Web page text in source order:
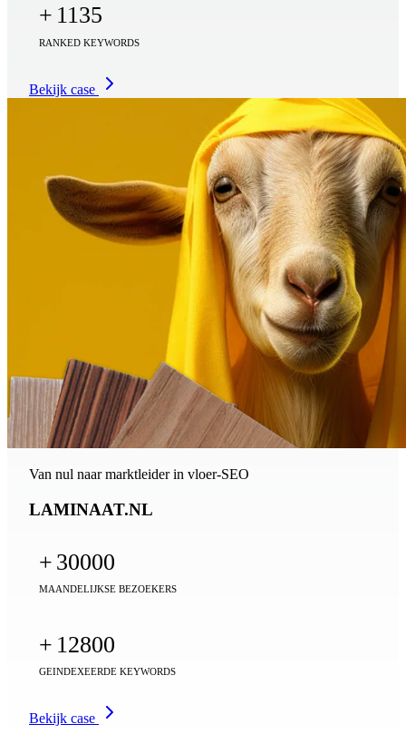
+ 1135
RANKED KEYWORDS
Bekijk case
Van nul naar marktleider in vloer-SEO
LAMINAAT.NL
+ 30000
MAANDELIJKSE BEZOEKERS
+ 12800
GEINDEXEERDE KEYWORDS
Bekijk case